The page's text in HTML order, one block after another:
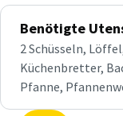
Benötigte
2 Schüsseln,
Küchenbretter,
Pfanne,